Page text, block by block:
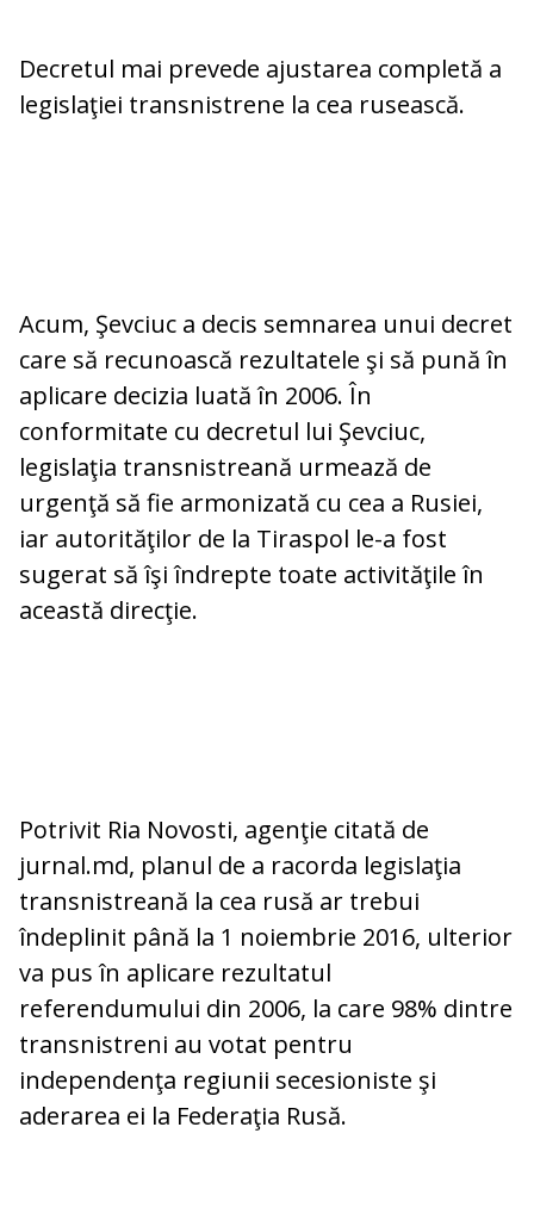
Decretul mai prevede ajustarea completă a
legislaţiei transnistrene la cea rusească.
Acum, Şevciuc a decis semnarea unui decret
care să recunoască rezultatele şi să pună în
aplicare decizia luată în 2006. În
conformitate cu decretul lui Şevciuc,
legislaţia transnistreană urmează de
urgenţă să fie armonizată cu cea a Rusiei,
iar autorităţilor de la Tiraspol le-a fost
sugerat să îşi îndrepte toate activităţile în
această direcţie.
Potrivit Ria Novosti, agenţie citată de
jurnal.md, planul de a racorda legislaţia
transnistreană la cea rusă ar trebui
îndeplinit până la 1 noiembrie 2016, ulterior
va pus în aplicare rezultatul
referendumului din 2006, la care 98% dintre
transnistreni au votat pentru
independenţa regiunii secesioniste şi
aderarea ei la Federaţia Rusă.